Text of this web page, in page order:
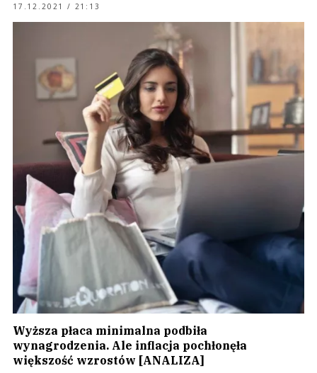
17.12.2021 / 21:13
Wyższa płaca minimalna podbiła
wynagrodzenia. Ale inflacja pochłonęła
większość wzrostów [ANALIZA]